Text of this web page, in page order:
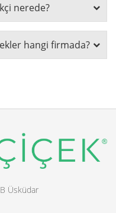
nerede?
hangi firmada?
Üsküdar